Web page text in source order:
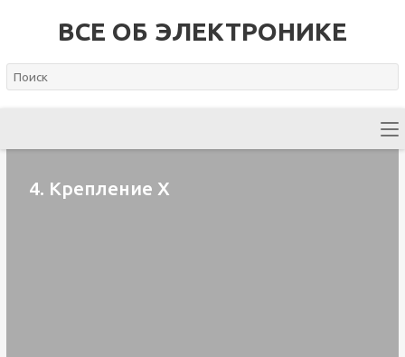
ВСЕ ОБ ЭЛЕКТРОНИКЕ
4. Крепление X